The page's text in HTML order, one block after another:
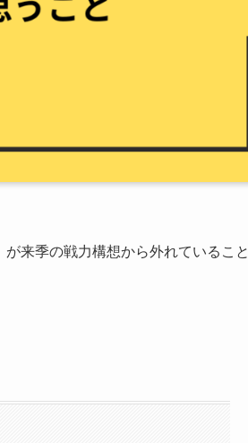
が来季の戦力構想から外れていること